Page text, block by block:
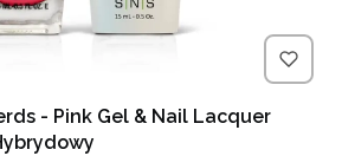
- Pink Gel & Nail Lacquer